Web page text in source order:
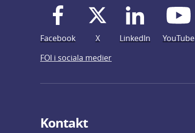
Facebook X LinkedIn
YouTube
FOI i sociala medier
Kontakt